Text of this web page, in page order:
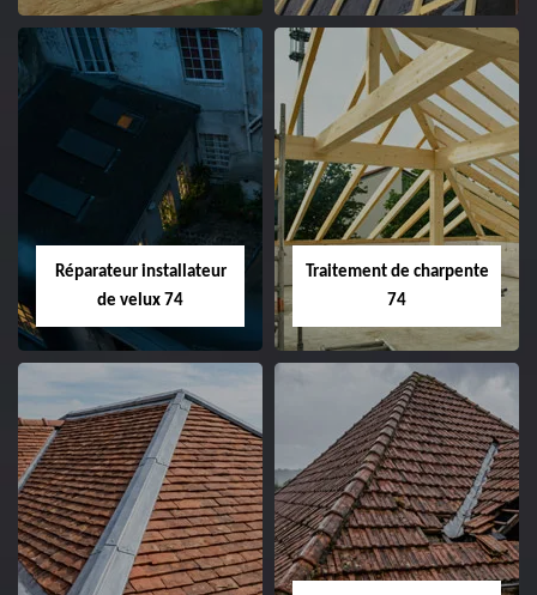
Réparateur installateur
de velux 74
Traitement de charpente
74